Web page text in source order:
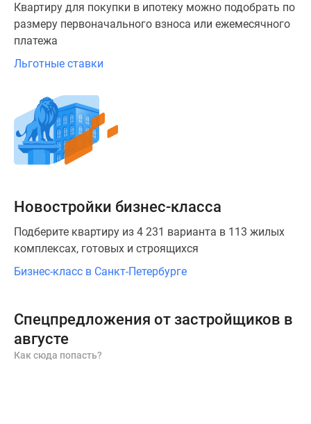
Петербурге
Коттеджные
поселки
Готовые
коттеджные
поселки
Строящиеся
поселки
Коттеджные
поселки
леса
Коттеджные
Квартиру для покупки в ипотеку можно подобрать по
размеру первоначального взноса или ежемесячного
платежа
Льготные ставки
Новостройки бизнес-класса
Подберите квартиру из 4 231 варианта в 113 жилых
комплексах, готовых и строящихся
Бизнес-класс в Санкт-Петербурге
Спецпредложения от застройщиков в
августе
Как сюда попасть?